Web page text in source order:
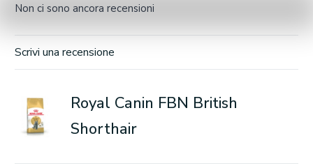
Non ci sono ancora recensioni
Scrivi una recensione
Royal Canin FBN British
Shorthair